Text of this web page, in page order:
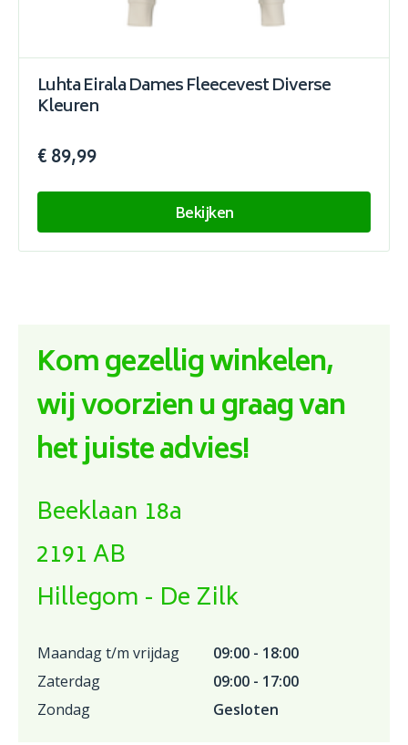
Luhta Eirala Dames Fleecevest Diverse
Kleuren
€ 89,99
Bekijken
Kom gezellig winkelen,
wij voorzien u graag van
het juiste advies!
Beeklaan 18a
2191 AB
Hillegom - De Zilk
Maandag t/m vrijdag
09:00 - 18:00
Zaterdag
09:00 - 17:00
Zondag
Gesloten